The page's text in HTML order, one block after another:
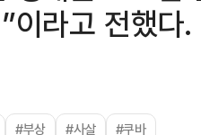
이라고 전했다.
#부상 #사살 #쿠바